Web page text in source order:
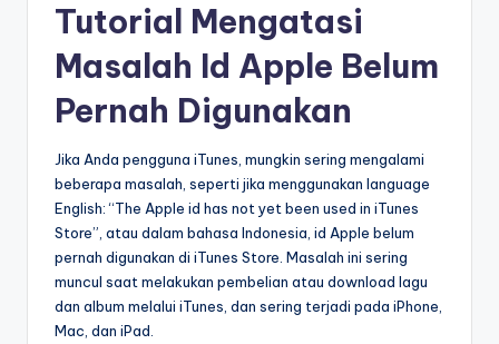
Tutorial Mengatasi
Masalah Id Apple Belum
Pernah Digunakan
Jika Anda pengguna iTunes, mungkin sering mengalami
beberapa masalah, seperti jika menggunakan language
English: “The Apple id has not yet been used in iTunes
Store”, atau dalam bahasa Indonesia, id Apple belum
pernah digunakan di iTunes Store. Masalah ini sering
muncul saat melakukan pembelian atau download lagu
dan album melalui iTunes, dan sering terjadi pada iPhone,
Mac, dan iPad.